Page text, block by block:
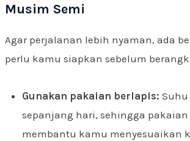
Musim Semi
Agar perjalanan lebih nyaman, ada
perlu kamu siapkan sebelum
Gunakan pakaian berlapis: Suhu
sepanjang hari, sehingga pakaian
membantu kamu menyesuaikan